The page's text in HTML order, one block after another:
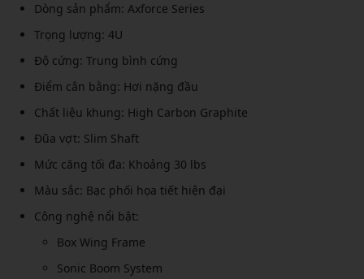
Dòng sản phẩm: Axforce Series
Trọng lượng: 4U
Độ cứng: Trung bình cứng
Điểm cân bằng: Hơi nặng đầu
Chất liệu khung: High Carbon Graphite
Đũa vợt: Slim Shaft
Mức căng tối đa: Khoảng 30 lbs
Màu sắc: Bạc phối họa tiết hiện đại
Công nghệ nổi bật:
Box Wing Frame
Sonic Boom System